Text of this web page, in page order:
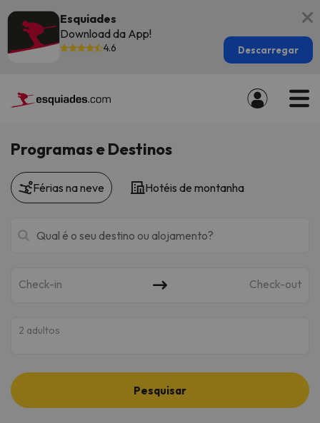
Esquiades
Download da App!
4.6 Descarregar
Programas e Destinos
Férias na neve Hotéis de montanha
Check-in Check-out
2 adultos
Pesquisar